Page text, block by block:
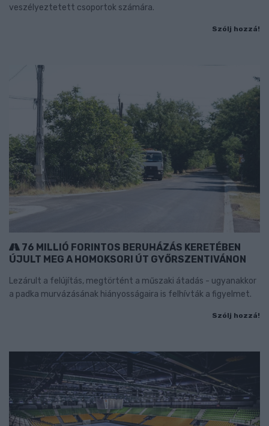
veszélyeztetett csoportok számára.
Szólj hozzá!
76 MILLIÓ FORINTOS BERUHÁZÁS KERETÉBEN
ÚJULT MEG A HOMOKSORI ÚT GYŐRSZENTIVÁNON
Lezárult a felújítás, megtörtént a műszaki átadás - ugyanakkor
a padka murvázásának hiányosságaira is felhívták a figyelmet.
Szólj hozzá!